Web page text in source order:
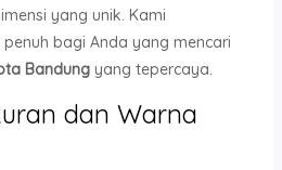
yang unik. Kami
bagi Anda yang mencari
Bandungyang tepercaya.
dan Warna